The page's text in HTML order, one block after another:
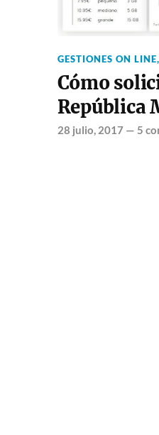
GESTIONES ON LINE,
Cómo
República
28 julio, 2017— 5